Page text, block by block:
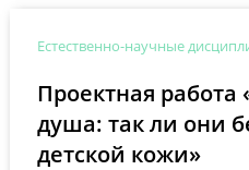
Естественно-научные
Проектная работа
душа: так ли они
детской кожи»